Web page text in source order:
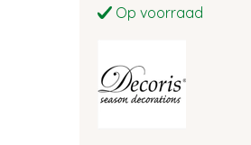
Op voorraad